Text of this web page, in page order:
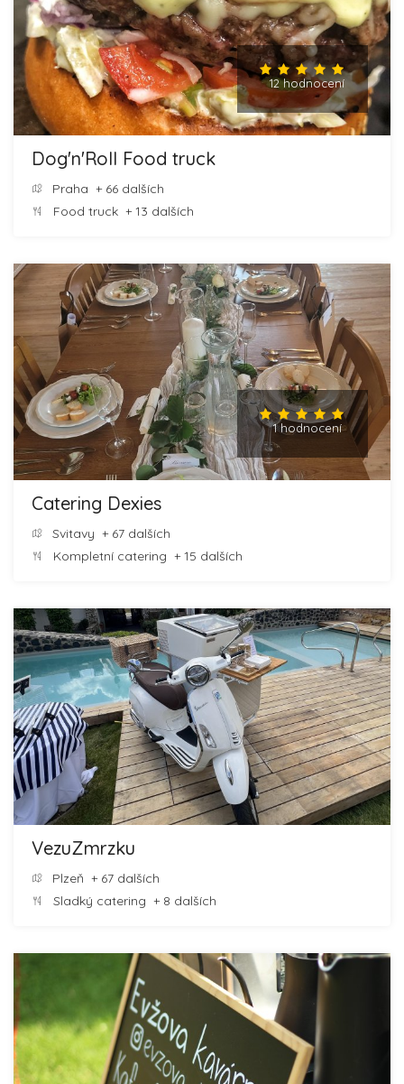
12 hodnocení
Dog'n'Roll Food truck
Praha + 66 dalších
Food truck + 13 dalších
1 hodnocení
Catering Dexies
Svitavy + 67 dalších
Kompletní catering + 15 dalších
VezuZmrzku
Plzeň + 67 dalších
Sladký catering + 8 dalších